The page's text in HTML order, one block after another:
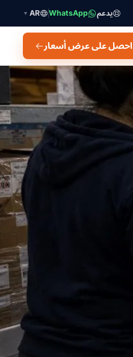
يدعم WhatsApp
AR
▼
احصل على عرض أسعار